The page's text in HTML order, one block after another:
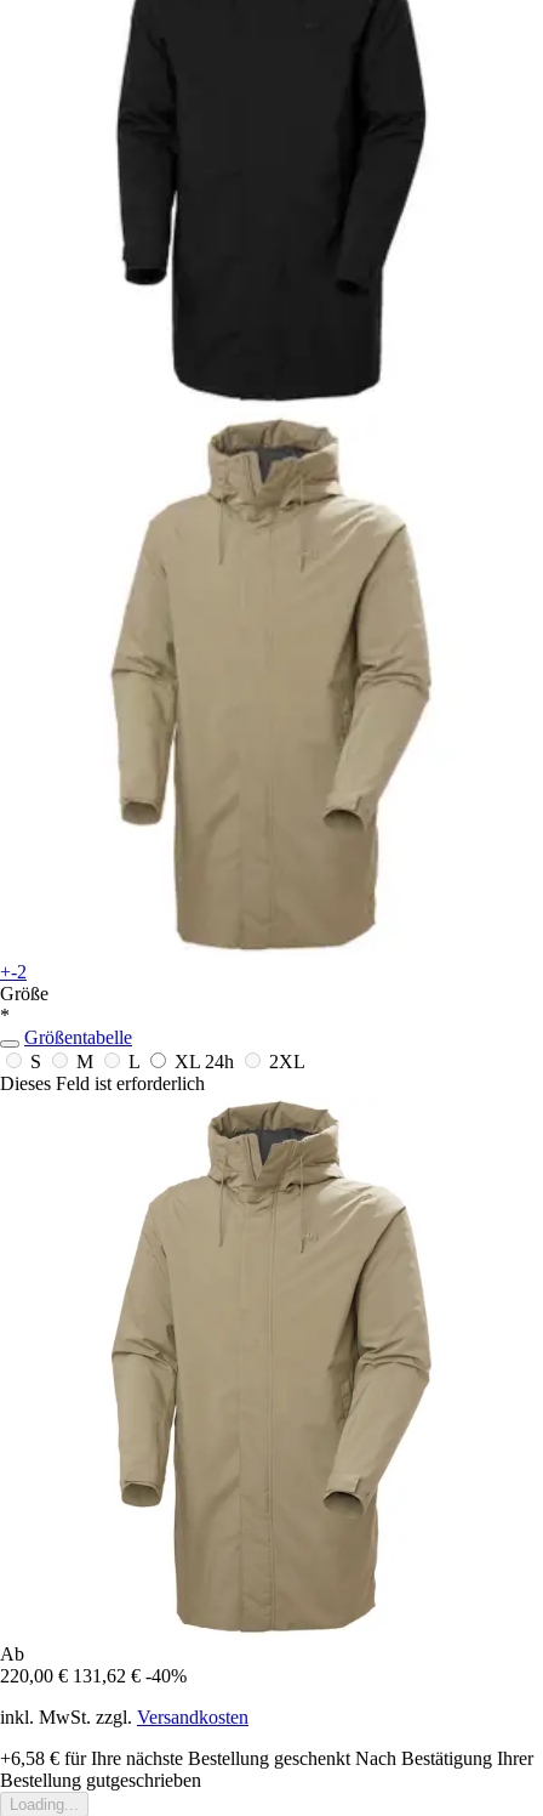
+-2
Größe
*
Größentabelle
S
M L XL 24h
2XL
Dieses Feld ist erforderlich
Ab
220,00 € 131,62 € -40%
inkl. MwSt. zzgl. Versandkosten
+6,58 € für Ihre nächste Bestellung geschenkt Nach Bestätigung Ihrer
Bestellung gutgeschrieben
Loading...